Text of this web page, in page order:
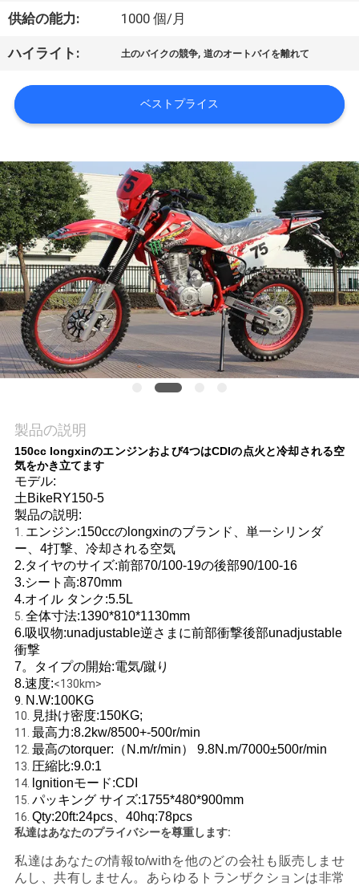
場
旅
品
質
管
理
私
達
に
連
し
な
さ
い
引
用
を
要
求
し
な
さ
い
供給の能力: 1000 個/月
ハイライト: 土のバイクの競争,道のオートバイを離れて
ベストプライス
製品の説明
150cc longxinのエンジンおよび4つはCDIの点火と冷却される空
気をかき立てます
モデル:
土BikeRY150-5
製品の説明:
1. エンジン:150ccのlongxinのブランド、単一シリンダ
ー、4打撃、冷却される空気
2.タイヤのサイズ:前部70/100-19の後部90/100-16
3.シート高:870mm
4.オイル タンク:5.5L
5. 全体寸法:1390*810*1130mm
6.吸収物:unadjustable逆さまに前部衝撃後部unadjustable
衝撃
7。タイプの開始:電気/蹴り
8.速度:<130km>
9. N.W:100KG
10. 見掛け密度:150KG;
11. 最高力:8.2kw/8500+-500r/min
12. 最高のtorquer:（N.m/r/min） 9.8N.m/7000±500r/min
13. 圧縮比:9.0:1
14. lgnitionモード:CDI
15. パッキング サイズ:1755*480*900mm
16. Qty:20ft:24pcs、40hq:78pcs
私達はあなたのプライバシーを尊重します:
私達はあなたの情報to/withを他のどの会社も販売しませ
んし、共有しません。あらゆるトランザクションは非常